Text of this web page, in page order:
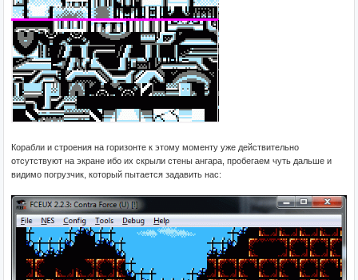
Корабли и строения на горизонте к этому моменту уже действительно
отсутствуют на экране ибо их скрыли стены ангара, пробегаем чуть дальше и
видимо погрузчик, который пытается задавить нас: